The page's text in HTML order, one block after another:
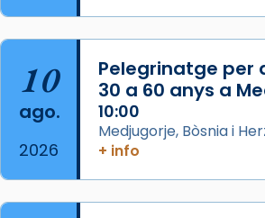
Jaume, fill de Zebedeu, és
seu germà Joan i Pere un
acompanyava més de prop
Segons el llibre dels Fets
apòstol màrtir, decapitat a
Herodes Agripa (vers l'any
10
ago.
2026
Pelegrinatge per
30 a 60 anys a
10:00
Medjugorje, Bòsnia i
+ info